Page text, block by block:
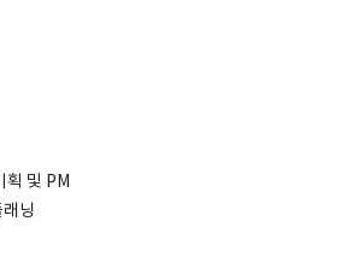
획 및 PM
닝